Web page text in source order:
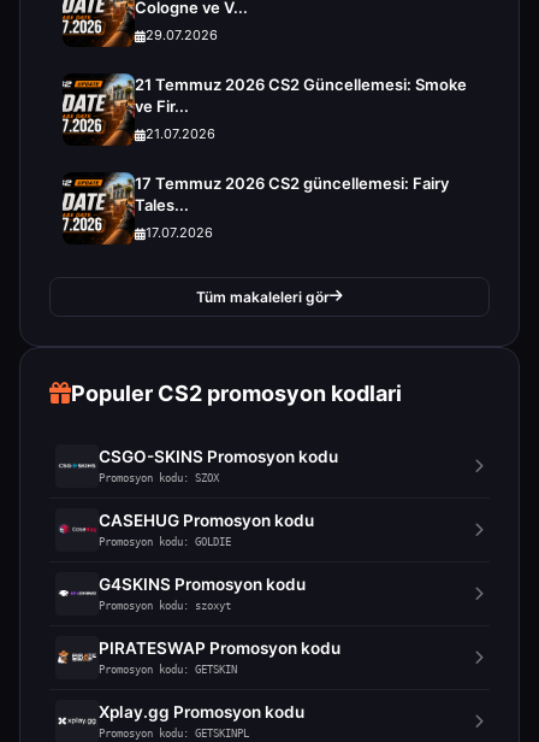
Cologne ve V...
29.07.2026
21 Temmuz 2026 CS2 Güncellemesi: Smoke
ve Fir...
21.07.2026
17 Temmuz 2026 CS2 güncellemesi: Fairy
Tales...
17.07.2026
Tüm makaleleri gör
Populer CS2 promosyon kodlari
CSGO-SKINS Promosyon kodu
Promosyon kodu: SZOX
CASEHUG Promosyon kodu
Promosyon kodu: GOLDIE
G4SKINS Promosyon kodu
Promosyon kodu: szoxyt
PIRATESWAP Promosyon kodu
Promosyon kodu: GETSKIN
Xplay.gg Promosyon kodu
Promosyon kodu: GETSKINPL